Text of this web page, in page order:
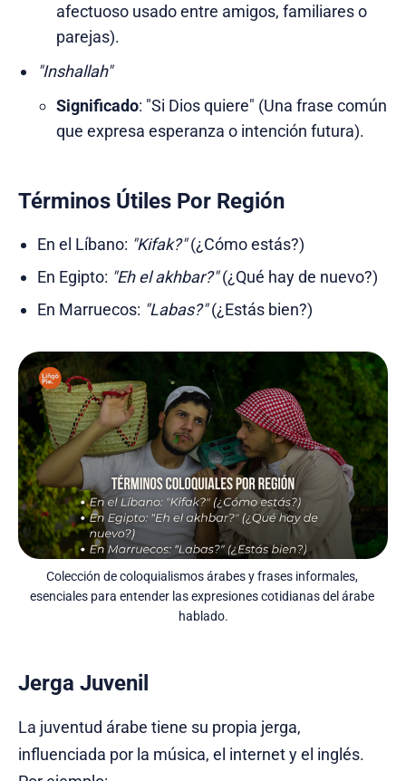
afectuoso usado entre amigos, familiares o
parejas).
"Inshallah"
Significado: "Si Dios quiere" (Una frase común
que expresa esperanza o intención futura).
Términos Útiles Por Región
En el Líbano: "Kifak?"(¿Cómo estás?)
En Egipto: "Eh el akhbar?"(¿Qué hay de nuevo?)
En Marruecos: "Labas?"(¿Estás bien?)
Colección de coloquialismos árabes y frases informales,
esenciales para entender las expresiones cotidianas del árabe
hablado.
Jerga Juvenil
La juventud árabe tiene su propia jerga,
influenciada por la música, el internet y el inglés.